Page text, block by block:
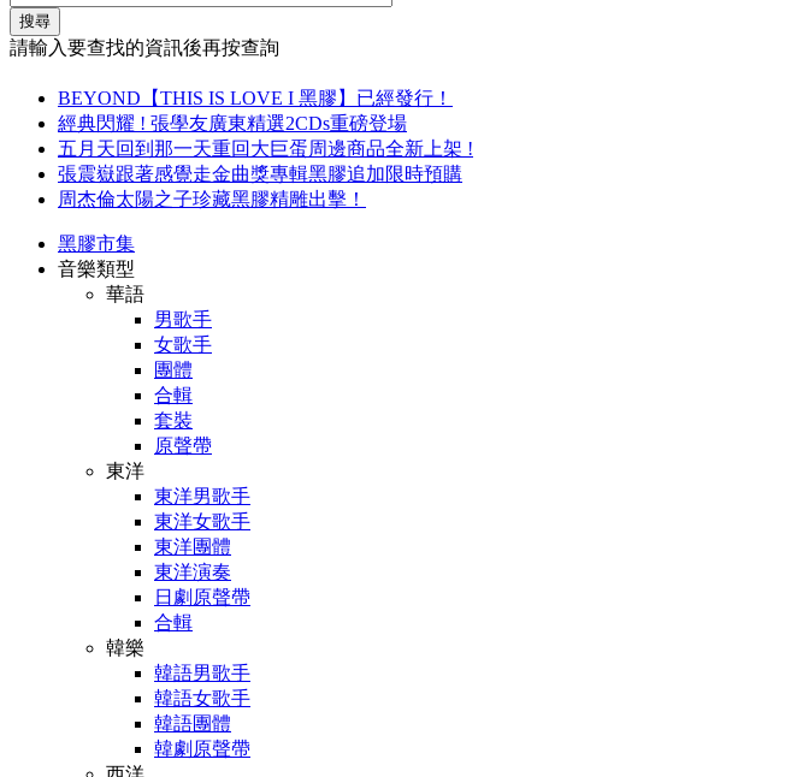
搜尋
請輸入要查找的資訊後再按查詢
BEYOND【THIS IS LOVE I 黑膠】已經發行！
經典閃耀 ! 張學友廣東精選2CDs重磅登場
五月天回到那一天重回大巨蛋周邊商品全新上架 !
張震嶽跟著感覺走金曲獎專輯黑膠追加限時預購
周杰倫太陽之子珍藏黑膠精雕出擊！
黑膠市集
音樂類型
華語
男歌手
女歌手
團體
合輯
套裝
原聲帶
東洋
東洋男歌手
東洋女歌手
東洋團體
東洋演奏
日劇原聲帶
合輯
韓樂
韓語男歌手
韓語女歌手
韓語團體
韓劇原聲帶